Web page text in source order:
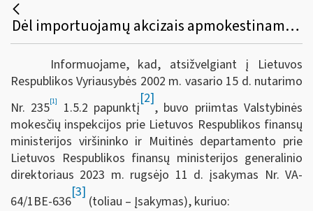
Dėl importuojamų akcizais apmokestinamų prekių gabenimo, kad neatsirastų prievolės mokėti importo akcizus, tvarkos aprašo patvirtinimo
Informuojame, kad, atsižvelgiant į Lietuvos
Respublikos Vyriausybės 2002 m. vasario 15 d. nutarimo
Nr. 235[1] 1.5.2 papunktį
[2]
, buvo priimtas Valstybinės
mokesčių inspekcijos prie Lietuvos Respublikos finansų
ministerijos viršininko ir Muitinės departamento prie
Lietuvos Respublikos finansų ministerijos generalinio
direktoriaus 2023 m. rugsėjo 11 d. įsakymas Nr. VA-
64/1BE-636
[3]
(toliau – Įsakymas), kuriuo: